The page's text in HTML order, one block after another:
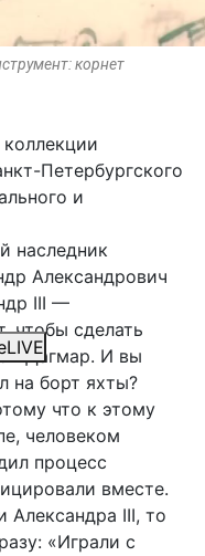
LIVE
корнет
коллекции
Петербургского
и
наследник
Александрович
III —
чтобы сделать
Дагмар. И вы
на борт яхты?
что к этому
человеком
процесс
вместе.
Александра III, то
«Играли с